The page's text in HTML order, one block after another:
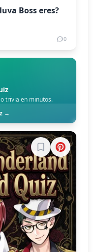
Boss eres?
0
trivia en minutos.
→
Inicia sesión